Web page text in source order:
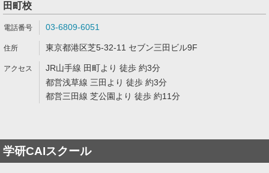
田町校
03-6809-6051
東京都港区芝5-32-11 セブン三田ビル9F
JR山手線 田町より 徒歩 約3分
都営浅草線 三田より 徒歩 約3分
都営三田線 芝公園より 徒歩 約11分
学研CAIスクール